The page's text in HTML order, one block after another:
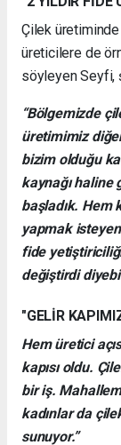
Çilek
üreticilere de
söyleyen Seyfi,
“Bölgemizde
üretimimiz
bizim olduğu
kaynağı haline
başladık. Hem
yapmak
fide
değiştirdi
"GELİR
Hem üretici
kapısı oldu.
bir iş.
kadınlar da
sunuyor.”